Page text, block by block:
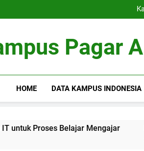
Peran Alumni
Peran Alumni
Pagar
HOME DATA KAMPUS INDONESIA
Belajar Mengajar Peran